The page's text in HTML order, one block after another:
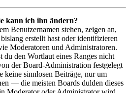
kann ich ihn ändern?
Benutzernamen stehen, zeigen an,
erstellt hast oder identifizieren
Moderatoren und Administratoren.
du den Wortlaut eines Ranges nicht
der Board-Administration festgelegt
keine sinnlosen Beiträge, nur um
— die meisten Boards dulden dieses